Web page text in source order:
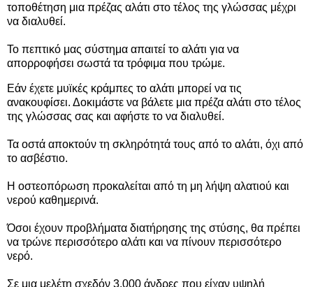
τοποθέτηση μια πρέζας αλάτι στο τέλος της γλώσσας μέχρι
να διαλυθεί.
Το πεπτικό μας σύστημα απαιτεί το αλάτι για να
απορροφήσει σωστά τα τρόφιμα που τρώμε.
Εάν έχετε μυϊκές κράμπες το αλάτι μπορεί να τις
ανακουφίσει. Δοκιμάστε να βάλετε μια πρέζα αλάτι στο τέλος
της γλώσσας σας και αφήστε το να διαλυθεί.
Τα οστά αποκτούν τη σκληρότητά τους από το αλάτι, όχι από
το ασβέστιο.
Η οστεοπόρωση προκαλείται από τη μη λήψη αλατιού και
νερού καθημερινά.
Όσοι έχουν προβλήματα διατήρησης της στύσης, θα πρέπει
να τρώνε περισσότερο αλάτι και να πίνουν περισσότερο
νερό.
Σε μια μελέτη σχεδόν 3.000 άνδρες που είχαν υψηλή